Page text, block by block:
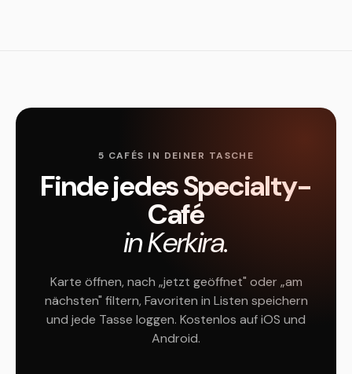
5 CAFÉS IN DEINER TASCHE
Finde jedes Specialty-
Café
in Kerkira.
Karte öffnen, nach „jetzt geöffnet" oder „am
nächsten" filtern, Favoriten in Listen speichern
und jede Tasse loggen. Kostenlos auf iOS und
Android.